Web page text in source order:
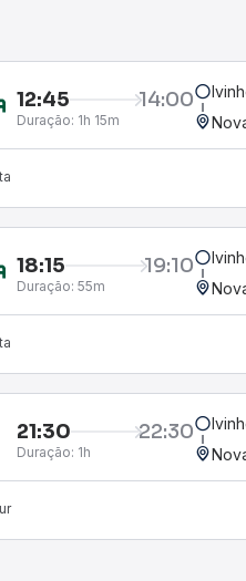
12:45 14:00
Duração: 1h 15m
18:15 19:10
Duração: 55m
21:30 22:30
Duração: 1h